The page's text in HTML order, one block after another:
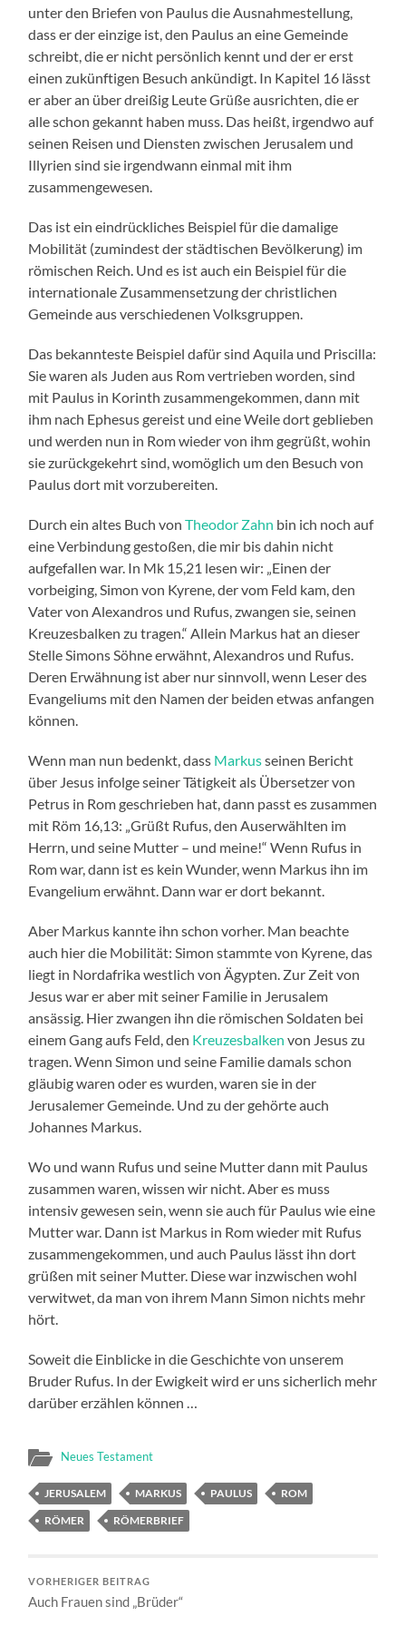
unter den Briefen von Paulus die Ausnahmestellung,
dass er der einzige ist, den Paulus an eine Gemeinde
schreibt, die er nicht persönlich kennt und der er erst
einen zukünftigen Besuch ankündigt. In Kapitel 16 lässt
er aber an über dreißig Leute Grüße ausrichten, die er
alle schon gekannt haben muss. Das heißt, irgendwo auf
seinen Reisen und Diensten zwischen Jerusalem und
Illyrien sind sie irgendwann einmal mit ihm
zusammengewesen.
Das ist ein eindrückliches Beispiel für die damalige
Mobilität (zumindest der städtischen Bevölkerung) im
römischen Reich. Und es ist auch ein Beispiel für die
internationale Zusammensetzung der christlichen
Gemeinde aus verschiedenen Volksgruppen.
Das bekannteste Beispiel dafür sind Aquila und Priscilla:
Sie waren als Juden aus Rom vertrieben worden, sind
mit Paulus in Korinth zusammengekommen, dann mit
ihm nach Ephesus gereist und eine Weile dort geblieben
und werden nun in Rom wieder von ihm gegrüßt, wohin
sie zurückgekehrt sind, womöglich um den Besuch von
Paulus dort mit vorzubereiten.
Durch ein altes Buch vonTheodor Zahn bin ich noch auf
eine Verbindung gestoßen, die mir bis dahin nicht
aufgefallen war. In Mk 15,21 lesen wir: „Einen der
vorbeiging, Simon von Kyrene, der vom Feld kam, den
Vater von Alexandros und Rufus, zwangen sie, seinen
Kreuzesbalken zu tragen.“ Allein Markus hat an dieser
Stelle Simons Söhne erwähnt, Alexandros und Rufus.
Deren Erwähnung ist aber nur sinnvoll, wenn Leser des
Evangeliums mit den Namen der beiden etwas anfangen
können.
Wenn man nun bedenkt, dass Markusseinen Bericht
über Jesus infolge seiner Tätigkeit als Übersetzer von
Petrus in Rom geschrieben hat, dann passt es zusammen
mit Röm 16,13: „Grüßt Rufus, den Auserwählten im
Herrn, und seine Mutter – und meine!“ Wenn Rufus in
Rom war, dann ist es kein Wunder, wenn Markus ihn im
Evangelium erwähnt. Dann war er dort bekannt.
Aber Markus kannte ihn schon vorher. Man beachte
auch hier die Mobilität: Simon stammte von Kyrene, das
liegt in Nordafrika westlich von Ägypten. Zur Zeit von
Jesus war er aber mit seiner Familie in Jerusalem
ansässig. Hier zwangen ihn die römischen Soldaten bei
einem Gang aufs Feld, den Kreuzesbalken von Jesus zu
tragen. Wenn Simon und seine Familie damals schon
gläubig waren oder es wurden, waren sie in der
Jerusalemer Gemeinde. Und zu der gehörte auch
Johannes Markus.
Wo und wann Rufus und seine Mutter dann mit Paulus
zusammen waren, wissen wir nicht. Aber es muss
intensiv gewesen sein, wenn sie auch für Paulus wie eine
Mutter war. Dann ist Markus in Rom wieder mit Rufus
zusammengekommen, und auch Paulus lässt ihn dort
grüßen mit seiner Mutter. Diese war inzwischen wohl
verwitwet, da man von ihrem Mann Simon nichts mehr
hört.
Soweit die Einblicke in die Geschichte von unserem
Bruder Rufus. In der Ewigkeit wird er uns sicherlich mehr
darüber erzählen können …
Neues Testament
JERUSALEM MARKUS PAULUS
ROM
RÖMER
RÖMERBRIEF
VORHERIGER BEITRAG
Auch Frauen sind „Brüder“